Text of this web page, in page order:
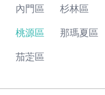
內門區 杉林區
桃源區 那瑪夏區
茄萣區